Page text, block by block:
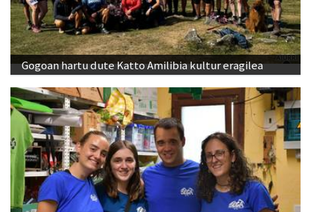
Gogoan hartu dute Katto Amilibia kultur eragilea